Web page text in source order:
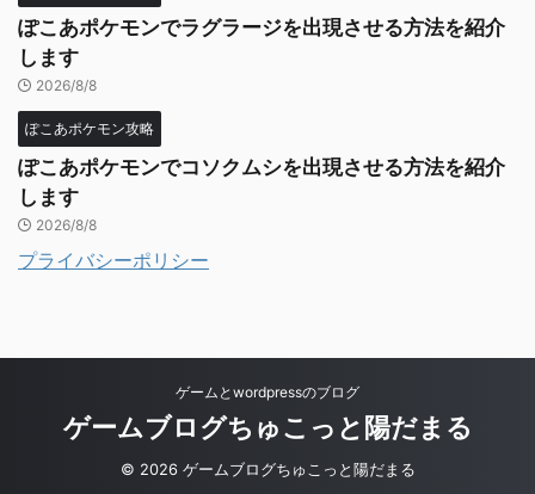
ぽこあポケモンでラグラージを出現させる方法を紹介
します
2026/8/8
ぽこあポケモン攻略
ぽこあポケモンでコソクムシを出現させる方法を紹介
します
2026/8/8
プライバシーポリシー
ゲームとwordpressのブログ
ゲームブログちゅこっと陽だまる
© 2026 ゲームブログちゅこっと陽だまる